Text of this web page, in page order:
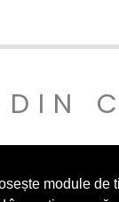
module de
DIN